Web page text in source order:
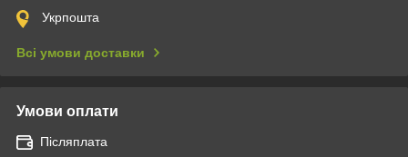
Укрпошта
Всі умови доставки
Умови оплати
Післяплата